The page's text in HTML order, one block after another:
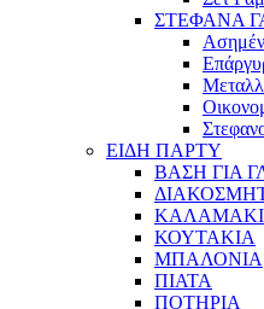
ΣΤΕΦΑΝΑ
ΕΙΔΗ ΠΑΡΤΥ
ΒΑΣΗ ΓΙΑ
ΚΟΥΤΑΚΙΑ
ΜΠΑΛΟΝΙΑ
ΠΙΑΤΑ
ΠΟΤΗΡΙΑ